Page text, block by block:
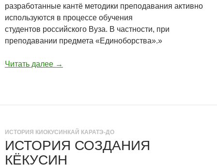
разработанные кантё методики преподавания активно
используются в процессе обучения
студентов российского Вуза. В частности, при
преподавании предмета «Единоборства».»
Читать далее →
ИСТОРИЯ КИОКУСИНКАЙ КАРАТЭ-ДО
ИСТОРИЯ СОЗДАНИЯ
КЁКУСИН